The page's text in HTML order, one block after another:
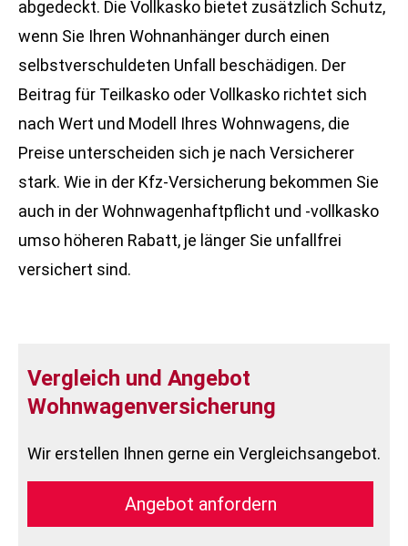
abgedeckt. Die Vollkasko bietet zusätzlich Schutz,
wenn Sie Ihren Wohnanhänger durch einen
selbstverschuldeten Unfall beschädigen. Der
Beitrag für Teilkasko oder Vollkasko richtet sich
nach Wert und Modell Ihres Wohnwagens, die
Preise unterscheiden sich je nach Versicherer
stark. Wie in der Kfz-Versicherung bekommen Sie
auch in der Wohnwagenhaftpflicht und -vollkasko
umso höheren Rabatt, je länger Sie unfallfrei
versichert sind.
Vergleich und Angebot
Wohnwagenversicherung
Wir erstellen Ihnen gerne ein Vergleichsangebot.
An­ge­bot an­for­dern